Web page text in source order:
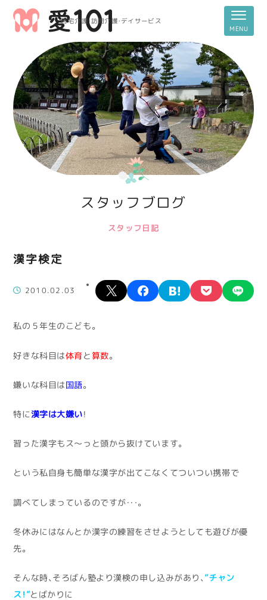
居宅介護・訪問介護・デイサービス
スタッフブログ
スタッフ日記
漢字検定
2010.02.03
X facebookhatena pocket
私の５年生のこども。
好きな科目は体育 と 算数。
嫌いな科目は 国語。
特に 漢字は大嫌い ！
習った漢字もス～っと頭から抜けています。
という私自身も簡単な漢字が出てこなくてついつい携帯で
調べてしまっているのですが・・・。
冬休みにはなんとか漢字の練習をさせようとしても遊びが優
先。
そんな時、そろばん塾より漢検の申し込みがあり、 ”チャン
ス！”とばかりに